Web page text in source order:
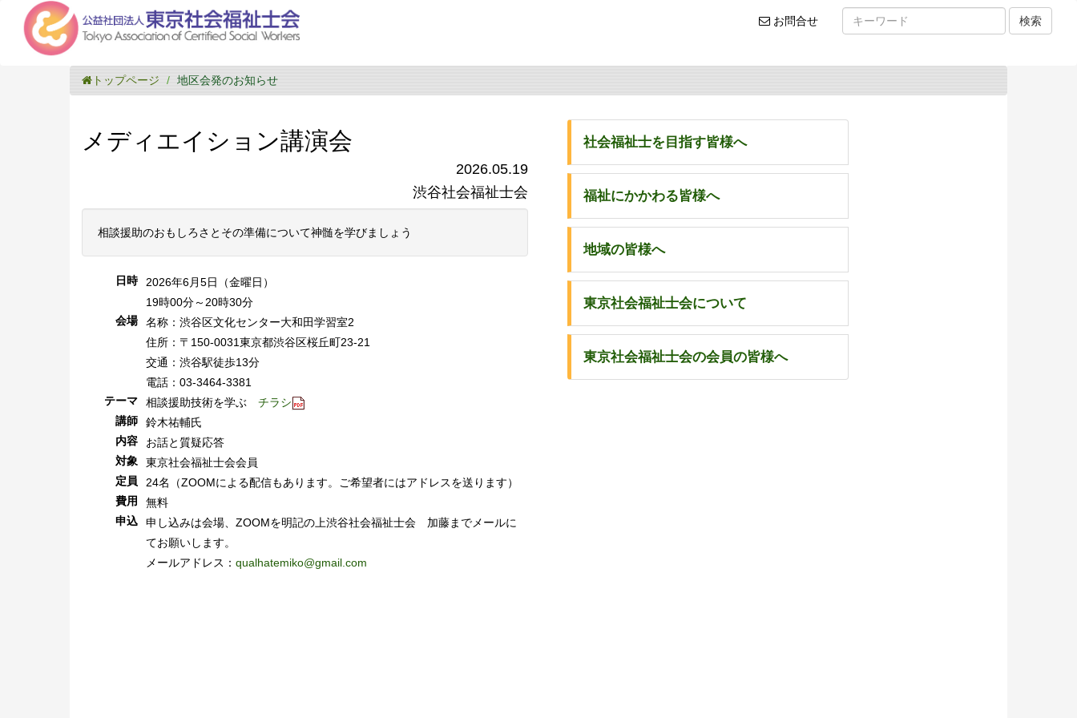
検索
お問合せお
合
トップページ 地区会発のお知らせ
メディエイション講演会
2026.05.19
渋谷社会福祉士会
相談援助のおもしろさとその準備について神髄を学びましょう
日時
2026年6月5日（金曜日）
19時00分～20時30分
会場
名称：渋谷区文化センター大和田学習室2
住所：〒150-0031東京都渋谷区桜丘町23-21
交通：渋谷駅徒歩13分
電話：03-3464-3381
テーマ
相談援助技術を学ぶ チラシ
講師
鈴木祐輔氏
内容
お話と質疑応答
対象
東京社会福祉士会会員
定員
24名（ZOOMによる配信もあります。ご希望者にはアドレスを送ります）
費用
無料
申込
申し込みは会場、ZOOMを明記の上渋谷社会福祉士会 加藤までメールに
てお願いします。
メールアドレス： qualhatemiko@gmail.com
社会福祉士を目指す皆様へ
福祉にかかわる皆様へ
地域の皆様へ
東京社会福祉士会について
東京社会福祉士会の会員の皆様へ